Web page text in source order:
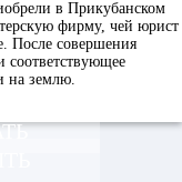
в Прикубанском
фирму, чей юрист
После совершения
соответствующее
на землю.